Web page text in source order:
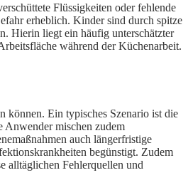
Flüssigkeiten oder fehlende
erheblich. Kinder sind durch spitze
Hierin liegt ein häufig unterschätzter
während der Küchenarbeit.
können. Ein typisches Szenario ist die
Anwender mischen zudem
auch längerfristige
begünstigt. Zudem
alltäglichen Fehlerquellen und